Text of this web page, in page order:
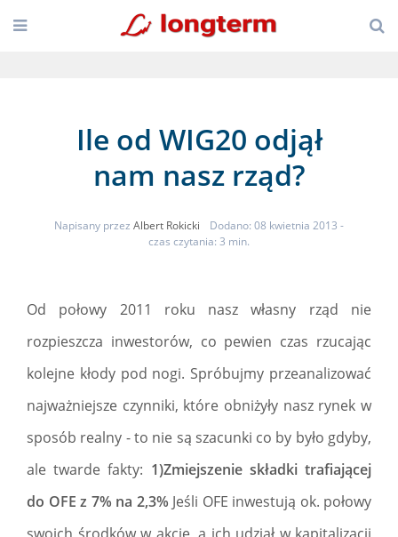
Ile od WIG20 odjął
nam nasz rząd?
Napisany przez Albert Rokicki Dodano: 08 kwietnia 2013 -
czas czytania: 3 min.
Od połowy 2011 roku nasz własny rząd nie
rozpieszcza inwestorów, co pewien czas rzucając
kolejne kłody pod nogi. Spróbujmy przeanalizować
najważniejsze czynniki, które obniżyły nasz rynek w
sposób realny - to nie są szacunki co by było gdyby,
ale twarde fakty: 1)Zmiejszenie składki trafiającej
do OFE z 7% na 2,3% Jeśli OFE inwestują ok. połowy